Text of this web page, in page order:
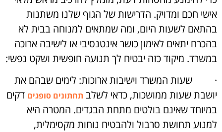
אישי חכם ומדויק. הדרישות של הגוף שלנו משתנות
בהתאם לשעות היום, ומה שמתאים למנוחה בבית לא
בהכרח יתאים לאימון כושר אינטנסיבי או לישיבה ארוכה
במשרד. מיקוד כזה יבטיח לך תנועה חופשית ושקט נפשי:
·
שעות המשרד וישיבות ארוכות: לימים שבהם את
יושבת שעות ממושכות, כדאי לשלב תחתונים סופגים דקים
במיוחד שאינם בולטים מתחת הבגדים. המטרה היא
למנוע תחושת סרבול ולהבטיח נוחות מקסימלית,